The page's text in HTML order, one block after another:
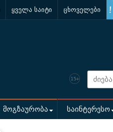
ყველა საიტი ცხოველები
მოგზაურობა საინტერესო